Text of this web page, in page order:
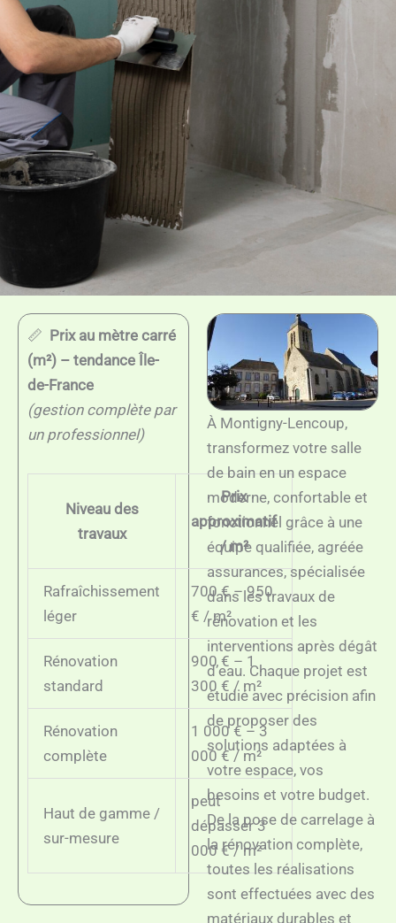
📏 Prix au mètre carré
(m²) – tendance Île-
de-France
(gestion complète par
un professionnel)
Niveau des
travaux
Prix
approximatif
/ m²
Rafraîchissement
léger
700 € – 950
€ / m²
Rénovation
standard
900 € – 1
300 € / m²
Rénovation
complète
1 000 € – 3
000 € / m²
Haut de gamme /
sur-mesure
peut
dépasser 3
000 € / m²
À Montigny-Lencoup,
transformez votre salle
de bain en un espace
moderne, confortable et
fonctionnel grâce à une
équipe qualifiée, agréée
assurances, spécialisée
dans les travaux de
rénovation et les
interventions après dégât
d’eau. Chaque projet est
étudié avec précision afin
de proposer des
solutions adaptées à
votre espace, vos
besoins et votre budget.
De la pose de carrelage à
la rénovation complète,
toutes les réalisations
sont effectuées avec des
matériaux durables et